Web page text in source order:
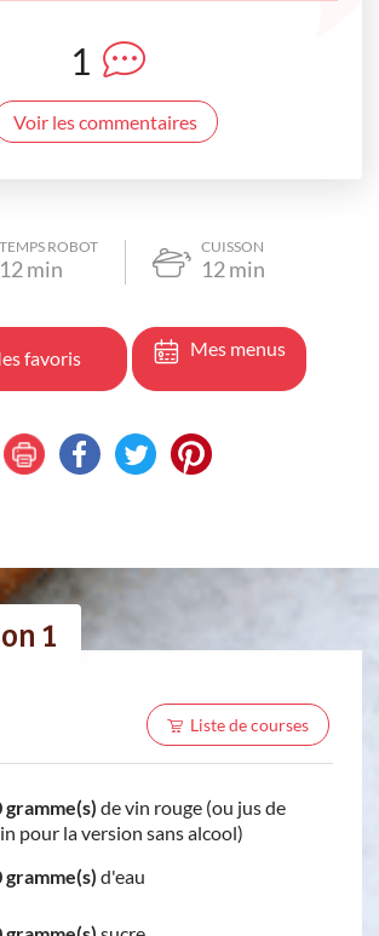
1
Voir les commentaires
TEMPS ROBOT
12min
CUISSON
12min
favoris Mes menus
1
Liste de courses
gramme(s) de vin rouge (ou jus de
pour la version sans alcool)
gramme(s) d'eau